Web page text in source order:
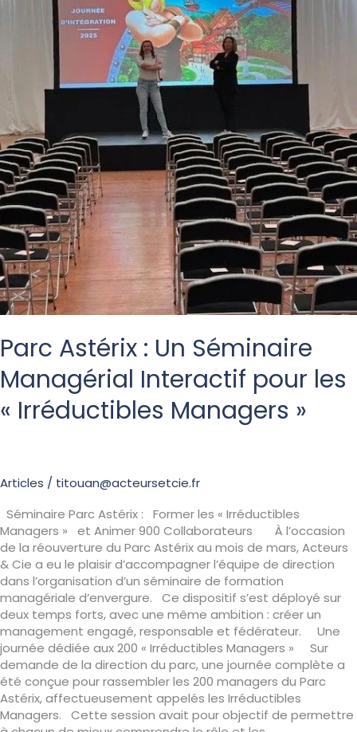
Parc Astérix : Un Séminaire
Managérial Interactif pour les
« Irréductibles Managers »
Articles / titouan@acteursetcie.fr
Séminaire Parc Astérix : Former les « Irréductibles
Managers » et Animer 900 Collaborateurs À l’occasion
de la réouverture du Parc Astérix au mois de mars, Acteurs
& Cie a eu le plaisir d’accompagner l’équipe de direction
dans l’organisation d’un séminaire de formation
managériale d’envergure. Ce dispositif s’est déployé sur
deux temps forts, avec une même ambition : créer un
management engagé, responsable et fédérateur. Une
journée dédiée aux 200 « Irréductibles Managers » Sur
demande de la direction du parc, une journée complète a
été conçue pour rassembler les 200 managers du Parc
Astérix, affectueusement appelés les Irréductibles
Managers. Cette session avait pour objectif de permettre
Irréductibles
Managers